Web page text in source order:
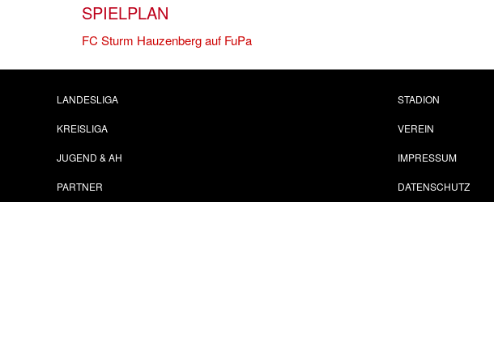
SPIELPLAN
FC Sturm Hauzenberg auf FuPa
LANDESLIGA
KREISLIGA
JUGEND & AH
PARTNER
STADION
VEREIN
IMPRESSUM
DATENSCHUTZ